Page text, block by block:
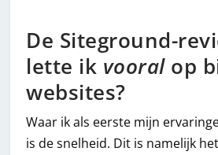
De Siteground-
lette ik vooralop
websites?
Waar ik als eerste mijn
is de snelheid. Dit is namelijk